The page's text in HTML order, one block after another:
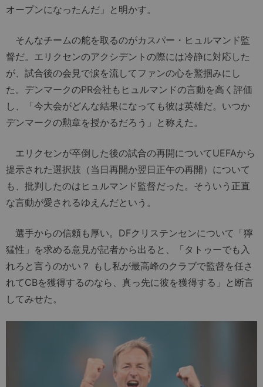
オープンになったんだ」と明かす。
そんなチームの舵を取るのがカスパー・ヒュルマンド監
督だ。エリクセンのアクシデントの際には冷静に対応した
が、試合後の会見で涙を流してファンの心を鷲掴みにし
た。デンマークのPR会社もヒュルマンドの言動を高く評価
し、「今大会がどんな結果になっても彼は英雄だ。いつか
デンマークの勲章を授かるだろう」と称えた。
エリクセンが卒倒した後の試合の再開についてUEFAから
提示された選択肢（当日再開か翌日正午の再開）について
も、批判したのはヒュルマンド監督だった。そういう正直
な言動が愛されるゆえんだという。
選手からの信頼も厚い。DFクリステンセンについて「獰
猛性」を求める意見が記者から出ると、「タトゥーでも入
れろと言うのかい？ もし私が最高峰のクラブで監督を任さ
れてCBを獲得するのなら、真っ先に彼を獲得する」と断言
してみせた。